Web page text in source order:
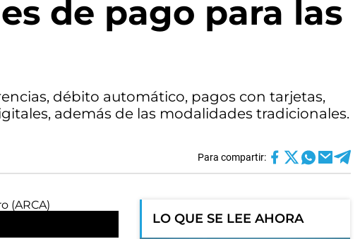
de pago para las
débito automático, pagos con tarjetas,
además de las modalidades tradicionales.
Para compartir:
LO QUE SE LEE AHORA